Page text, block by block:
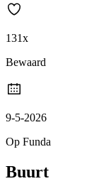
131x
Bewaard
9-5-2026
Op Funda
Buurt